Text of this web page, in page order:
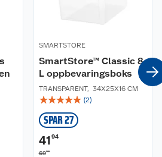
bruk med kabel (trenger
SMARTSTORE
SmartStore™ Classic 8
L oppbevaringsboks
TRANSPARENT, 34X25X16 CM
☆☆☆☆☆ (2)
SPAR 27
41 94
6990